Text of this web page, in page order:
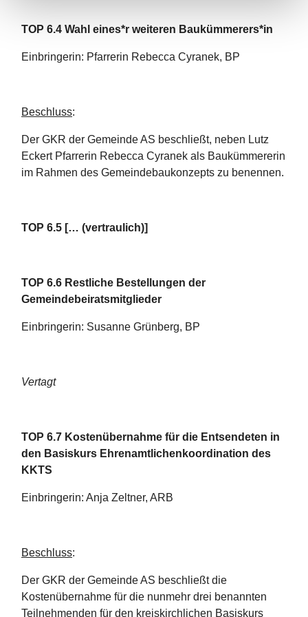
TOP 6.4 Wahl eines*r weiteren Baukümmerers*in
Einbringerin: Pfarrerin Rebecca Cyranek, BP
Beschluss:
Der GKR der Gemeinde AS beschließt, neben Lutz
Eckert Pfarrerin Rebecca Cyranek als Baukümmererin
im Rahmen des Gemeindebaukonzepts zu benennen.
TOP 6.5 [… (vertraulich)]
TOP 6.6 Restliche Bestellungen der
Gemeindebeiratsmitglieder
Einbringerin: Susanne Grünberg, BP
Vertagt
TOP 6.7 Kostenübernahme für die Entsendeten in
den Basiskurs Ehrenamtlichenkoordination des
KKTS
Einbringerin: Anja Zeltner, ARB
Beschluss:
Der GKR der Gemeinde AS beschließt die
Kostenübernahme für die nunmehr drei benannten
Teilnehmenden für den kreiskirchlichen Basiskurs